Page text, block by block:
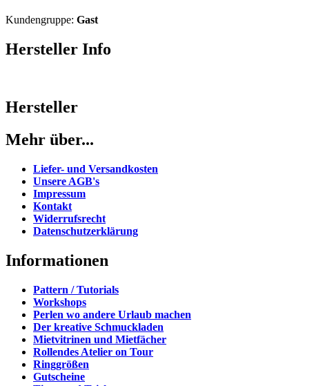
Kundengruppe: Gast
Hersteller Info
Hersteller
Mehr über...
Liefer- und Versandkosten
Unsere AGB's
Impressum
Kontakt
Widerrufsrecht
Datenschutzerklärung
Informationen
Pattern / Tutorials
Workshops
Perlen wo andere Urlaub machen
Der kreative Schmuckladen
Mietvitrinen und Mietfächer
Rollendes Atelier on Tour
Ringgrößen
Gutscheine